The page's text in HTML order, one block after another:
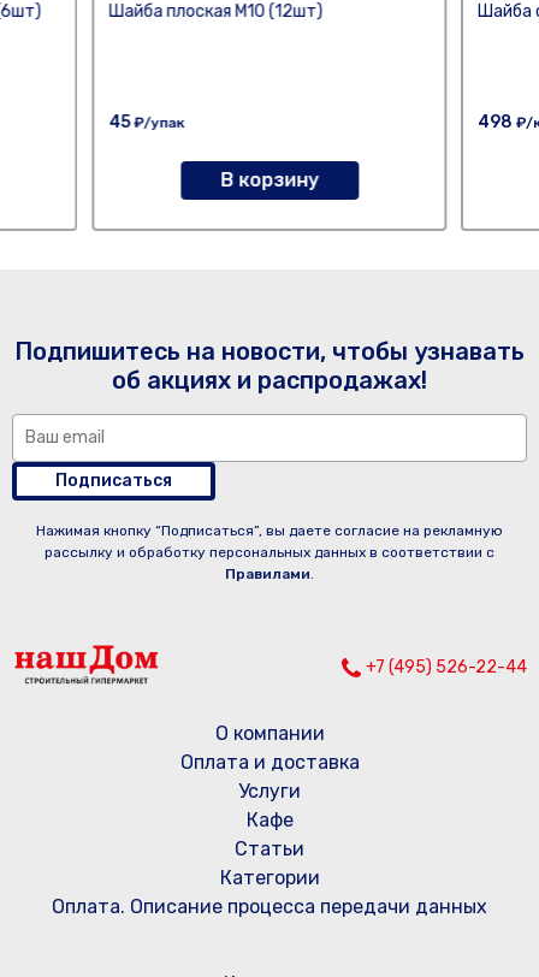
Шайба плоская М10 (12шт)
45₽/упак
В корзину
Шайба
498 ₽/
Подпишитесь на новости, чтобы узнавать
об акциях и распродажах!
Подписаться
Нажимая кнопку “Подписаться”, вы даете согласие на рекламную
рассылку и обработку персональных данных в соответствии с
Правилами.
+7 (495) 526-22-44
О компании
Оплата и доставка
Услуги
Кафе
Статьи
Категории
Оплата. Описание процесса передачи данных